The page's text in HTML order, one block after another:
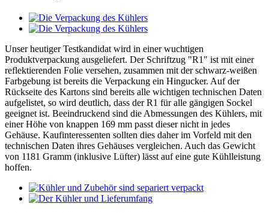
Unser heutiger Testkandidat wird in einer wuchtigen
Produktverpackung ausgeliefert. Der Schriftzug "R1" ist mit einer
reflektierenden Folie versehen, zusammen mit der schwarz-weißen
Farbgebung ist bereits die Verpackung ein Hingucker. Auf der
Rückseite des Kartons sind bereits alle wichtigen technischen Daten
aufgelistet, so wird deutlich, dass der R1 für alle gängigen Sockel
geeignet ist. Beeindruckend sind die Abmessungen des Kühlers, mit
einer Höhe von knappen 169 mm passt dieser nicht in jedes
Gehäuse. Kaufinteressenten sollten dies daher im Vorfeld mit den
technischen Daten ihres Gehäuses vergleichen. Auch das Gewicht
von 1181 Gramm (inklusive Lüfter) lässt auf eine gute Kühlleistung
hoffen.